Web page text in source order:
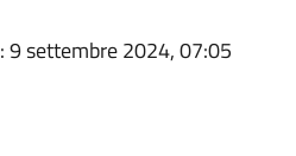
: 9 settembre 2024, 07:05